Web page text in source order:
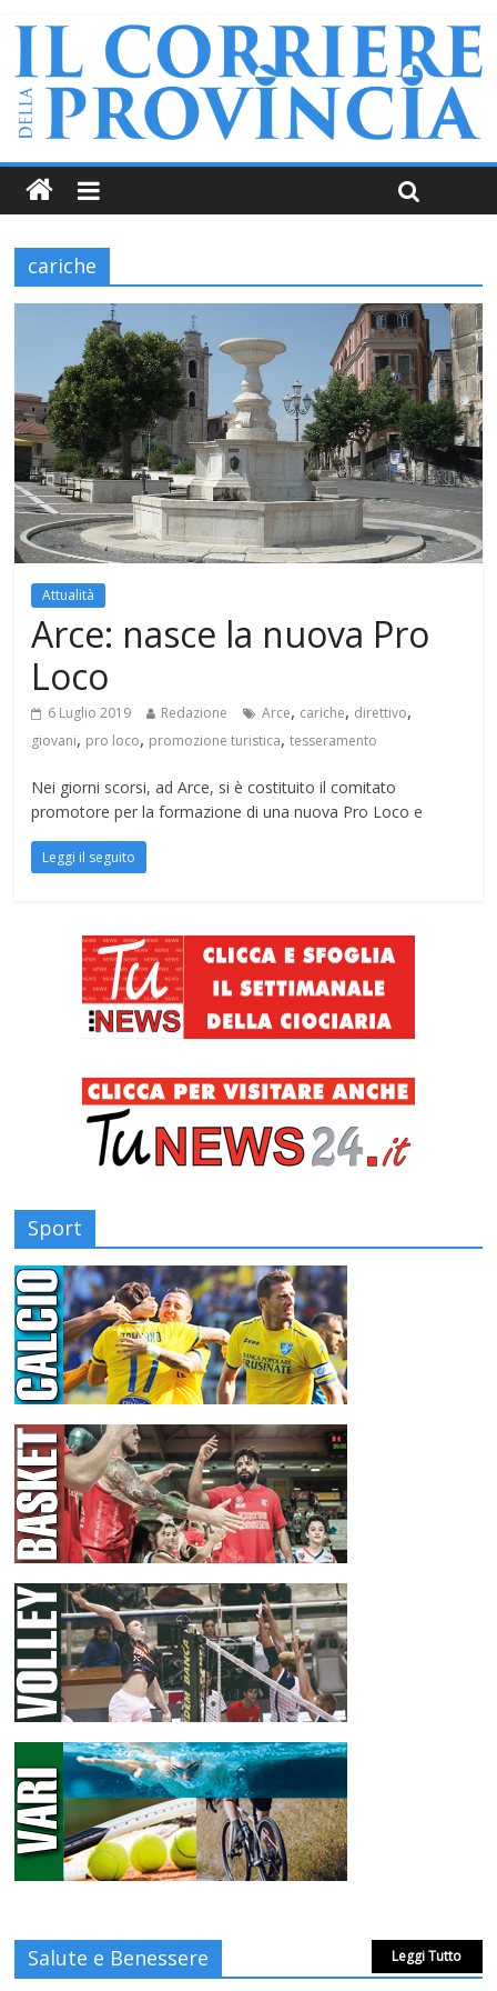
cariche
Attualità
Arce: nasce la nuova Pro
Loco
6 Luglio 2019 Redazione Arce, cariche, direttivo,
giovani, pro loco, promozione turistica,tesseramento
Nei giorni scorsi, ad Arce, si è costituito il comitato
promotore per la formazione di una nuova Pro Loco e
Leggi il seguito
Sport
Salute e Benessere Leggi Tutto